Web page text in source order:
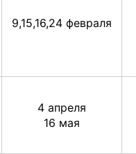
9,15,16,24 февраля
4 апреля
16 мая